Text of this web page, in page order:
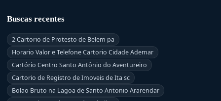
Buscas recentes
2 Cartorio de Protesto de Belem pa
Horario Valor e Telefone Cartorio Cidade Ademar
Cartório Centro Santo Antônio do Aventureiro
Cartorio de Registro de Imoveis de Ita sc
Bolao Bruto na Lagoa de Santo Antonio Ararendar